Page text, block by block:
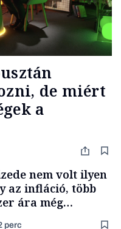
de miért
a
nem volt ilyen
az infláció, több
ára még
csökken is
perc